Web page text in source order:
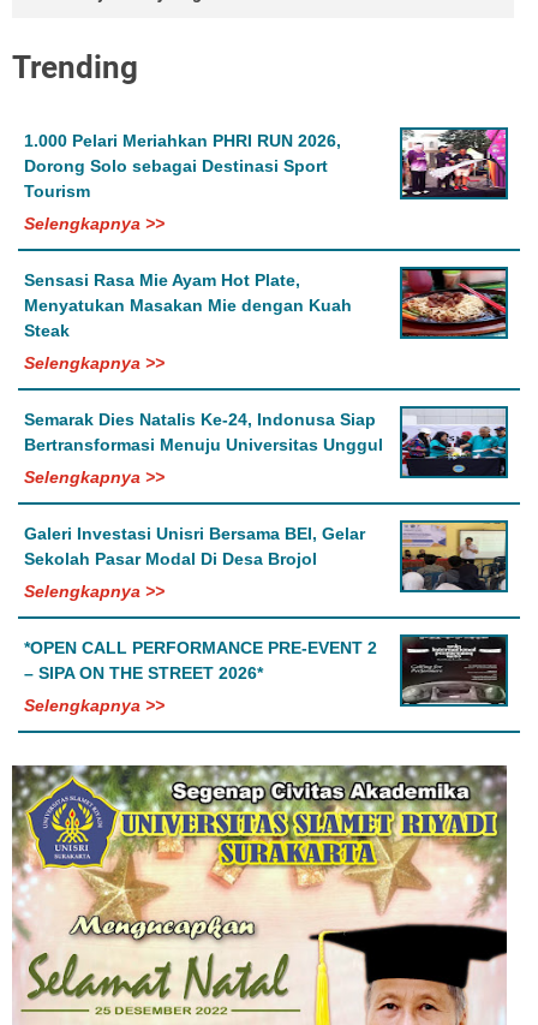
Trending
1.000 Pelari Meriahkan PHRI RUN 2026,
Dorong Solo sebagai Destinasi Sport
Tourism
Selengkapnya >>
Sensasi Rasa Mie Ayam Hot Plate,
Menyatukan Masakan Mie dengan Kuah
Steak
Selengkapnya >>
Semarak Dies Natalis Ke-24, Indonusa Siap
Bertransformasi Menuju Universitas Unggul
Selengkapnya >>
Galeri Investasi Unisri Bersama BEI, Gelar
Sekolah Pasar Modal Di Desa Brojol
Selengkapnya >>
*OPEN CALL PERFORMANCE PRE-EVENT 2
– SIPA ON THE STREET 2026*
Selengkapnya >>